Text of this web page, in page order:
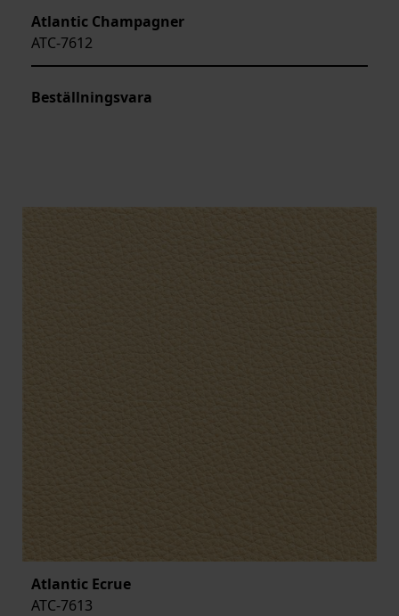
Atlantic Champagner
ATC-7612
Beställningsvara
Atlantic Ecrue
ATC-7613